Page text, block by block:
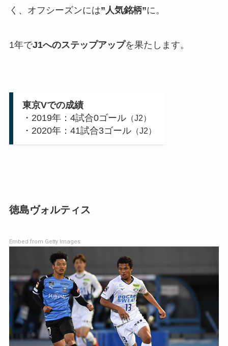
く、オフシーズンには”人気銘柄”に。
1年でJ1へのステップアップを果たします。
東京Vでの成績
・2019年：4試合0ゴール（J2）
・2020年：41試合3ゴール（J2）
徳島ヴォルティス
Embed from Getty Images